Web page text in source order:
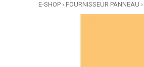
E-SHOP › FOURNISSEUR PANNEAU ›